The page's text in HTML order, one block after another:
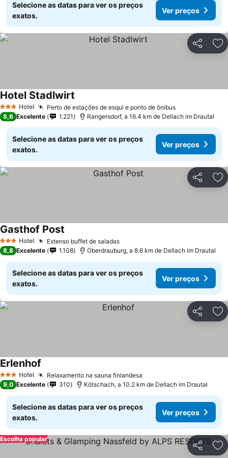
Selecione as datas para ver os preços
exatos.
Ver preços
Partilhar
3 EstrelasHotel Perto de estações de esqui e ponto de ônibus
Hotel Stadlwirt
8,6 Excelente 1.221 Rangersdorf, a 16.4 km de Dellach im Drautal
Selecione as datas para ver os preços
exatos.
Ver preços
Partilhar
3 EstrelasHotel Extenso buffet de saladas
Gasthof Post
8,8 Excelente 1.108 Oberdrauburg, a 8.6 km de Dellach im Drautal
Selecione as datas para ver os preços
exatos.
Ver preços
Partilhar
3 EstrelasHotel Relaxamento na sauna finlandesa
Erlenhof
9,0 Excelente 310 Kötschach, a 10.2 km de Dellach im Drautal
Selecione as datas para ver os preços
exatos.
Ver preços
Partilhar
Escolha popular